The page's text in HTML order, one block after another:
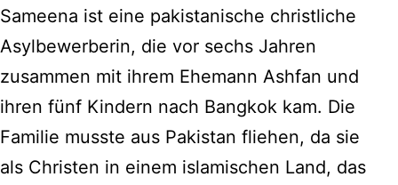
Sameena ist eine pakistanische christliche
Asylbewerberin, die vor sechs Jahren
zusammen mit ihrem Ehemann Ashfan und
ihren fünf Kindern nach Bangkok kam. Die
Familie musste aus Pakistan fliehen, da sie
als Christen in einem islamischen Land, das